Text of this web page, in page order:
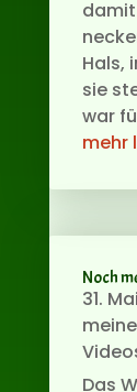
Hals,
sie
war
mehr
Noch
31.
Das